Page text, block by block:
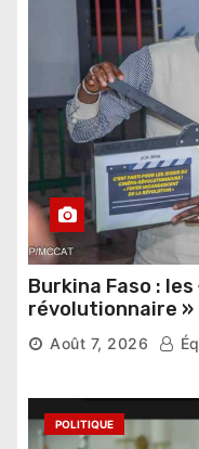
Burkina Faso :
révolutionnaire »
Thomas Sankara
Août 7, 2026
POLITIQUE